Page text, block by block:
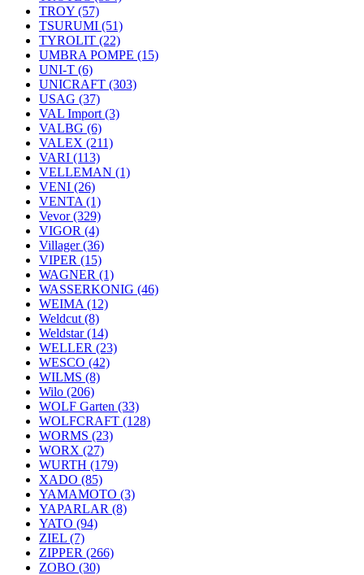
TROY (57)
TSURUMI (51)
TYROLIT (22)
UMBRA POMPE (15)
UNI-T (6)
UNICRAFT (303)
USAG (37)
VAL Import (3)
VALBG (6)
VALEX (211)
VARI (113)
VELLEMAN (1)
VENI (26)
VENTA (1)
Vevor(329)
VIGOR (4)
Villager(36)
VIPER (15)
WAGNER (1)
WASSERKONIG (46)
WEIMA (12)
Weldcut (8)
Weldstar(14)
WELLER (23)
WESCO (42)
WILMS (8)
Wilo (206)
WOLF Garten (33)
WOLFCRAFT (128)
WORMS (23)
WORX (27)
WURTH (179)
XADO (85)
YAMAMOTO (3)
YAPARLAR (8)
YATO (94)
ZIEL (7)
ZIPPER (266)
ZOBO (30)